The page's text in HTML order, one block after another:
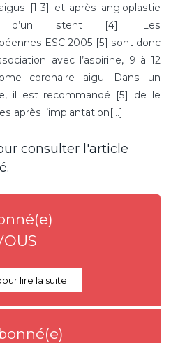
[1-3] et après angioplastie
d’un stent [4]. Les
ESC 2005 [5] sont donc
avec l’aspirine, 9 à 12
coronaire aigu. Dans un
il est recommandé [5] de le
après l’implantation[...]
consulter l'article
lire la suite